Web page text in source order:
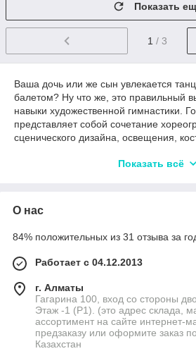
Показать
1 / 3
Ваша дочь или же сын увлекается
балетом? Ну что же, это правильный
навыки художественной гимнастики.
представляет собой сочетание
сценического дизайна, освещения,
с малых лет способствует
аналогов, который можно
разных эмоций или для рассказа
классический балетный танец,
сложными костюмами и постановкой,
современными стилями балетного
пространство для различных форм
Некоторые формы балетного танца
балет, современный балет,
постструктурный балетный танец.
Балет общепризнан во всем мире как
художественных форм танцевальных
Показать всё
О нас
84% положительных из 31 отзыва за
Работает с 04.12.2013
г. Алматы
Гагарина 100, вход со стороны
Этаж -1 (P1). (это адрес склада,
ассортимент на сайте интернет-
предзаказу или оформите заказ
Казахстан